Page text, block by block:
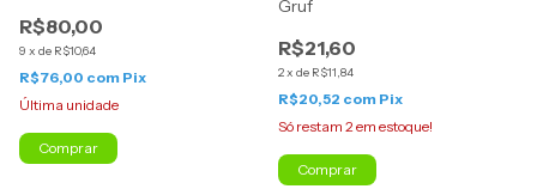
R$80,00
9 x de R$10,64
R$76,00 com Pix
Última unidade
Gruf
R$21,60
2x de R$11,84
R$20,52 com Pix
Só restam 2em estoque!